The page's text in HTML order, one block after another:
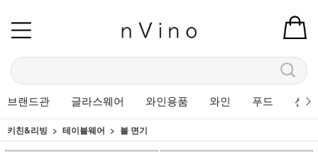
브랜드관 글라스웨어 와인용품 와인 푸드 선
키친&리빙 테이블웨어 볼 면기